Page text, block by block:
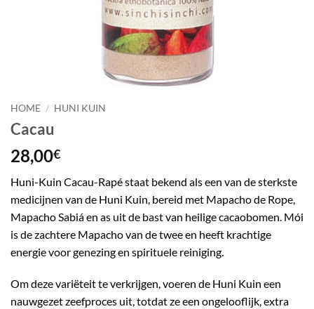
HOME / HUNI KUIN
Cacau
28,00€
Huni-Kuin Cacau-Rapé staat bekend als een van de sterkste
medicijnen van de Huni Kuin, bereid met Mapacho de Rope,
Mapacho Sabiá en as uit de bast van heilige cacaobomen. Mói
is de zachtere Mapacho van de twee en heeft krachtige
energie voor genezing en spirituele reiniging.
Om deze variëteit te verkrijgen, voeren de Huni Kuin een
nauwgezet zeefproces uit, totdat ze een ongelooflijk, extra